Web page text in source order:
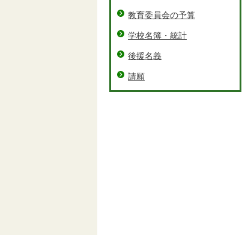
教育委員会の予算
学校名簿・統計
後援名義
請願